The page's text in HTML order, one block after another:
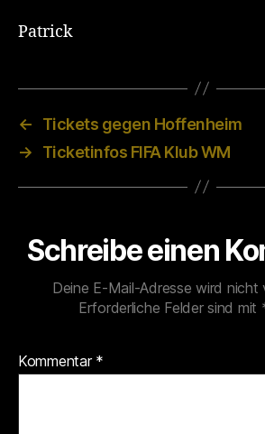
Patrick
←
Tickets gegen Hoffenheim
→
Ticketinfos FIFA Klub WM
Schreibe einen
Deine E-Mail-Adresse wird
Erforderliche Felder sind mit
Kommentar *